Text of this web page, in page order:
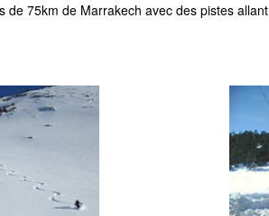
de 75km de Marrakech avec des pistes